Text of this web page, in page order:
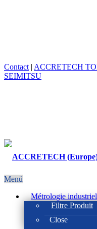
Contact | ACCRETECH
SEIMITSU
Menü
Métrologie
Filtre Produit
Close